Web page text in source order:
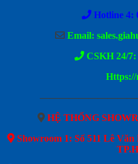
Hotline 4:
Email:
CSKH 24/7:
HỆ THỐNG
Showroom 1: Số 511 Lê